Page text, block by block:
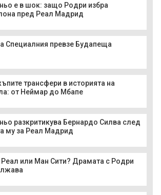
е в шок: защо Родри избра
пред Реал Мадрид
Специалния превзе Будапеща
трансфери в историята на
от Неймар до Мбапе
разкритикува Бернардо Силва след
му за Реал Мадрид
Реал или Ман Сити? Драмата с Родри